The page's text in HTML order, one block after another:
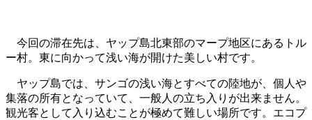
今回の滞在先は、ヤップ島北東部のマープ地区にあるトル
ー村。東に向かって浅い海が開けた美しい村です。
ヤップ島では、サンゴの浅い海とすべての陸地が、個人や
集落の所有となっていて、一般人の立ち入りが出来ません。
観光客として入り込むことが極めて難しい場所です。エコプ